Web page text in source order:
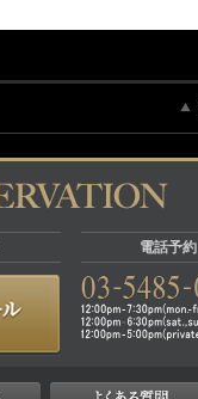
電話予約